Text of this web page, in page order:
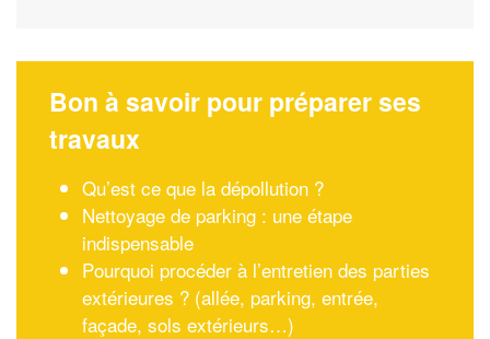
Bon à savoir pour préparer ses
travaux
Qu’est ce que la dépollution ?
Nettoyage de parking : une étape
indispensable
Pourquoi procéder à l’entretien des parties
extérieures ? (allée, parking, entrée,
façade, sols extérieurs…)